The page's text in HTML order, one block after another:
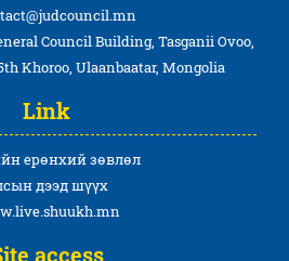
Council Building, Tasganii Ovoo,
Khoroo, Ulaanbaatar, Mongolia
Link
ерөнхий зөвлөл
дээд шүүх
access